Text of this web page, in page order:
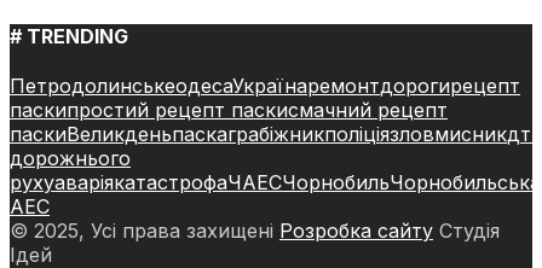
# TRENDING
ПетродолинськеодесаУкраїнаремонтдорогирецепт
паскипростий рецепт паскисмачний рецепт
паскиВеликденьпаскаграбіжникполіціязловмисникдтп
дорожнього
рухуаваріякатастрофаЧАЕСЧорнобильЧорнобильська
АЕС
© 2025, Усі права захищені Розробка сайту Студія
Ідей